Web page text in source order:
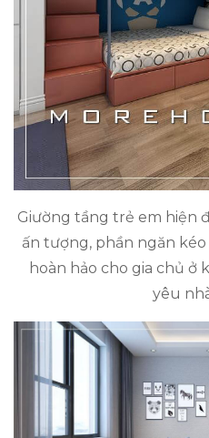
Giường tầng trẻ em hiện
ấn tượng, phần ngăn
hoàn hảo cho gia chủ ở
yêu